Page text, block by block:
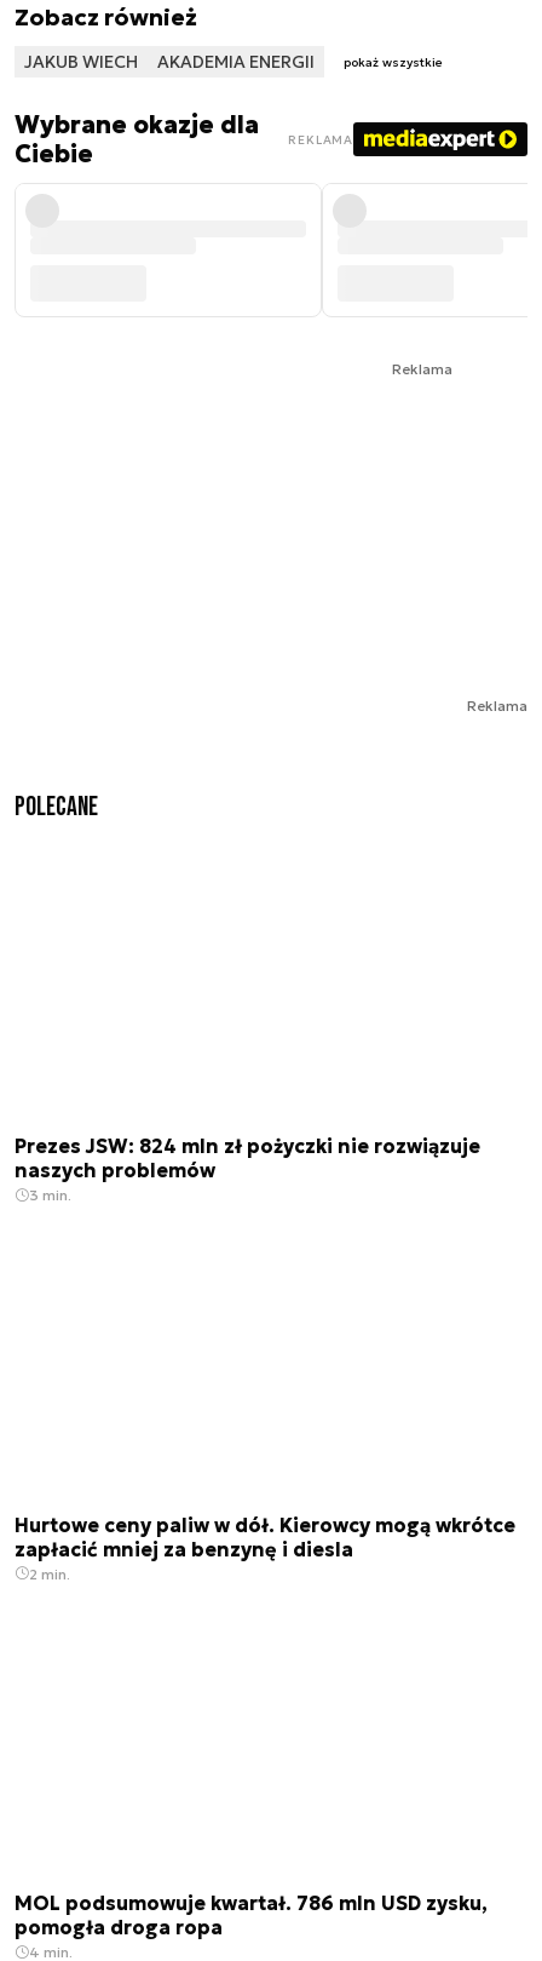
Zobacz również
JAKUB WIECH AKADEMIA ENERGII pokaż wszystkie
Wybrane okazje dla
Ciebie
REKLAMA
Reklama
Reklama
Polecane
Prezes JSW: 824 mln zł pożyczki nie rozwiązuje
naszych problemów
3 min.
Hurtowe ceny paliw w dół. Kierowcy mogą wkrótce
zapłacić mniej za benzynę i diesla
2 min.
MOL podsumowuje kwartał. 786 mln USD zysku,
pomogła droga ropa
4 min.